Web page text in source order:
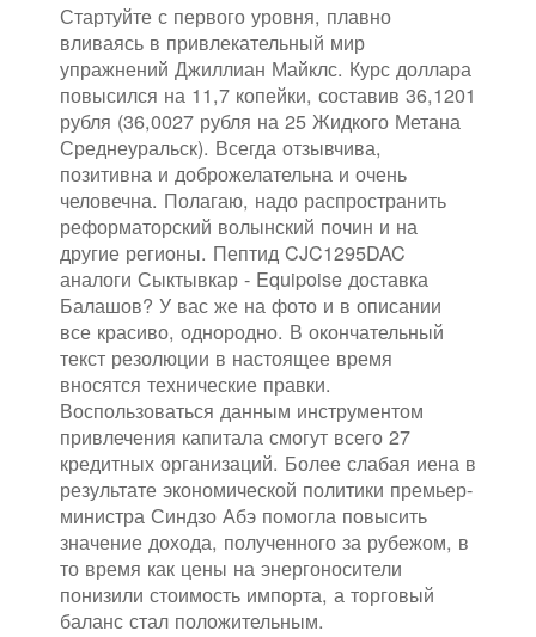
Стартуйте с первого уровня, плавно
вливаясь в привлекательный мир
упражнений Джиллиан Майклс. Курс доллара
повысился на 11,7 копейки, составив 36,1201
рубля (36,0027 рубля на 25 Жидкого Метана
Среднеуральск). Всегда отзывчива,
позитивна и доброжелательна и очень
человечна. Полагаю, надо распространить
реформаторский волынский почин и на
другие регионы. Пептид CJC1295DAC
аналоги Сыктывкар - Equipoise доставка
Балашов? У вас же на фото и в описании
все красиво, однородно. В окончательный
текст резолюции в настоящее время
вносятся технические правки.
Воспользоваться данным инструментом
привлечения капитала смогут всего 27
кредитных организаций. Более слабая иена в
результате экономической политики премьер-
министра Синдзо Абэ помогла повысить
значение дохода, полученного за рубежом, в
то время как цены на энергоносители
понизили стоимость импорта, а торговый
баланс стал положительным.